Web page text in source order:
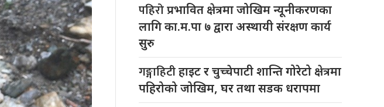
पहिरोप्रभावित क्षेत्रमा जोखिम न्यूनीकरणका
लागि का.म.पा ७ द्वारा अस्थायी संरक्षण कार्य
सुरु
गङ्गाहिटीहाइट र चुच्चेपाटी शान्ति गोरेटो क्षेत्रमा
पहिरोको जोखिम, घर तथा सडक धरापमा